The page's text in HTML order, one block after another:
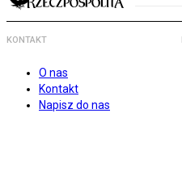
KONTAKT
O nas
Kontakt
Napisz do nas